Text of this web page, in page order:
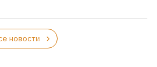
новости